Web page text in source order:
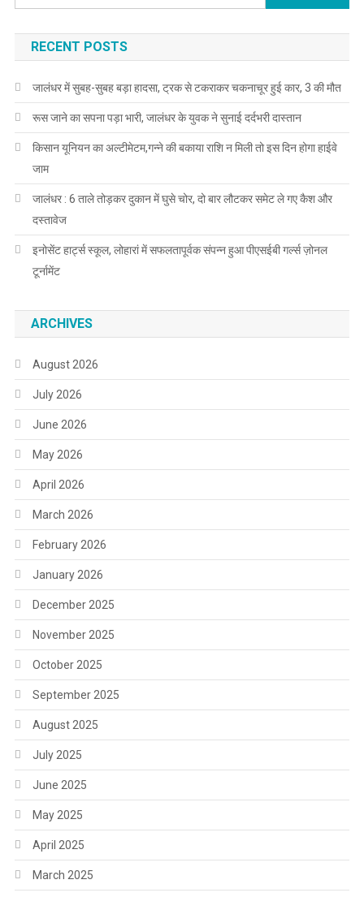
RECENT POSTS
जालंधर में सुबह-सुबह बड़ा हादसा, ट्रक से टकराकर चकनाचूर हुई कार, 3 की मौत
रूस जाने का सपना पड़ा भारी, जालंधर के युवक ने सुनाई दर्दभरी दास्तान
किसान यूनियन का अल्टीमेटम,गन्ने की बकाया राशि न मिली तो इस दिन होगा हाईवे
जाम
जालंधर : 6 ताले तोड़कर दुकान में घुसे चोर, दो बार लौटकर समेट ले गए कैश और
दस्तावेज
इनोसेंट हार्ट्स स्कूल, लोहारां में सफलतापूर्वक संपन्न हुआ पीएसईबी गर्ल्स ज़ोनल
टूर्नामेंट
ARCHIVES
August 2026
July 2026
June 2026
May 2026
April 2026
March 2026
February 2026
January 2026
December 2025
November 2025
October 2025
September 2025
August 2025
July 2025
June 2025
May 2025
April 2025
March 2025